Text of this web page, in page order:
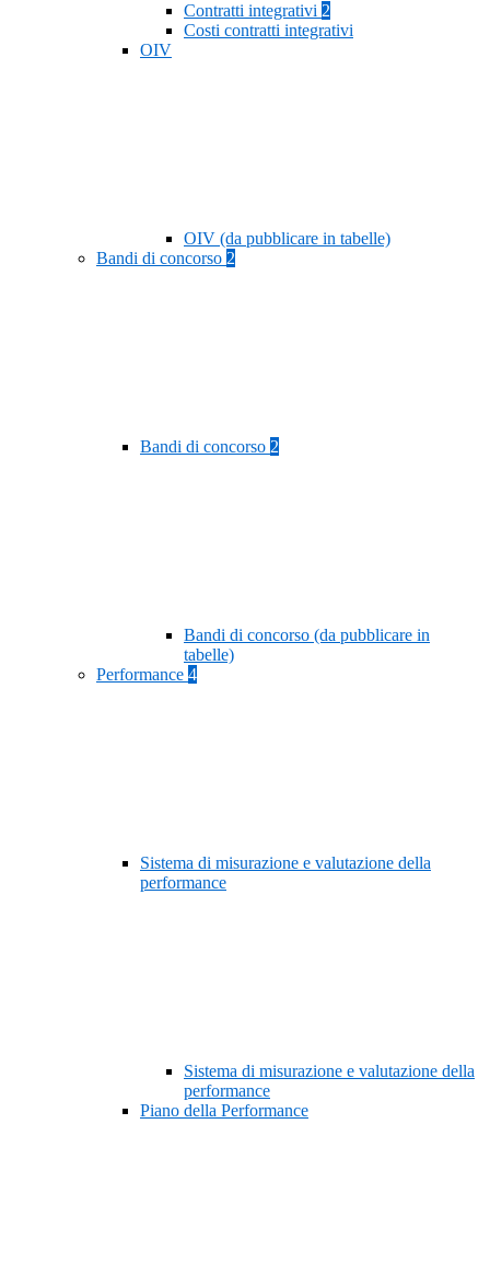
Contratti integrativi 2
Costi contratti integrativi
OIV
OIV (da pubblicare in tabelle)
Bandi di concorso 2
Bandi di concorso 2
Bandi di concorso (da pubblicare in
tabelle)
Performance 4
Sistema di misurazione e valutazione della
performance
Sistema di misurazione e valutazione della
performance
Piano della Performance